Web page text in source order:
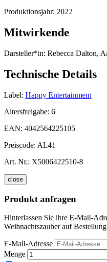
Produktionsjahr: 2022
Mitwirkende
Darsteller*in: Rebecca Dalton,
Technische Details
Label: Happy Entertainment
Altersfreigabe: 6
EAN: 4042564225105
Preiscode: AL41
Art. Nr.: X5006422510-8
close
Produkt anfragen
Hinterlassen Sie ihre E-Mail-
Weihnachtszauber auf
E-Mail-Adresse
Menge